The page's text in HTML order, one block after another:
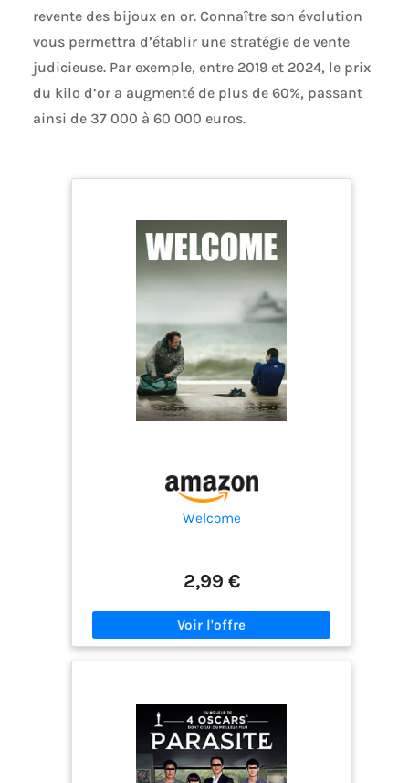
revente des bijoux en or. Connaître son évolution
vous permettra d’établir une stratégie de vente
judicieuse. Par exemple, entre 2019 et 2024, le prix
du kilo d’or a augmenté de plus de 60%, passant
ainsi de 37 000 à 60 000 euros.
Welcome
2,99 €